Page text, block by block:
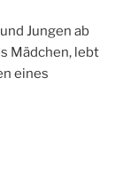
Jungen ab
Mädchen, lebt
eines